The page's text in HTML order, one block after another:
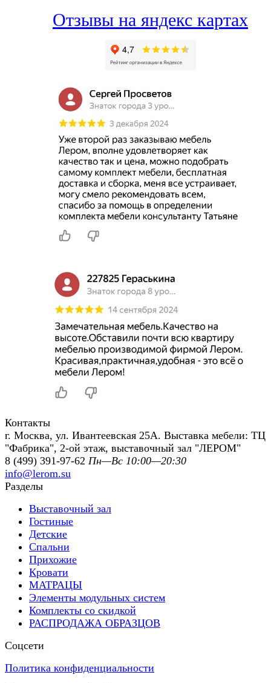
Отзывы на яндекс картах
Контакты
г. Москва, ул. Ивантеевская 25А. Выставка мебели: ТЦ
"Фабрика", 2-ой этаж, выставочный зал "ЛЕРОМ"
8 (499) 391-97-62 Пн—Вс 10:00—20:30
info@lerom.su
Разделы
Выставочный зал
Гостиные
Детские
Спальни
Прихожие
Кровати
МАТРАЦЫ
Элементы модульных систем
Комплекты со скидкой
РАСПРОДАЖА ОБРАЗЦОВ
Соцсети
Политика конфиденциальности